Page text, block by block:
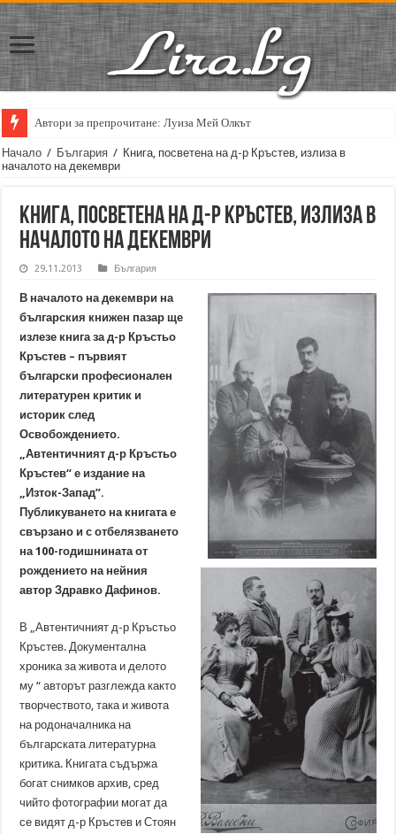
Автори за препрочитане: Луиза Мей Олкът
Кирил Кадийски: „Плачът на големия поет винаги е и сила, и
Начало / България / Книга, посветена на д-р Кръстев, излиза в
началото на декември
Книга, посветена на д-р Кръстев, излиза в
началото на декември
29.11.2013 България
В началото на декември на
българския книжен пазар ще
излезе книга за д-р Кръстьо
Кръстев – първият
български професионален
литературен критик и
историк след
Освобождението.
„Автентичният д-р Кръстьо
Кръстев“ е издание на
„Изток-Запад”.
Публикуването на книгата е
свързано и с отбелязването
на 100-годишнината от
рождението на нейния
автор Здравко Дафинов.
В „Автентичният д-р Кръстьо
Кръстев. Документална
хроника за живота и делото
му “ авторът разглежда както
творчеството, така и живота
на родоначалника на
българската литературна
критика. Книгата съдържа
богат снимков архив, сред
чийто фотографии могат да
се видят д-р Кръстев и Стоян